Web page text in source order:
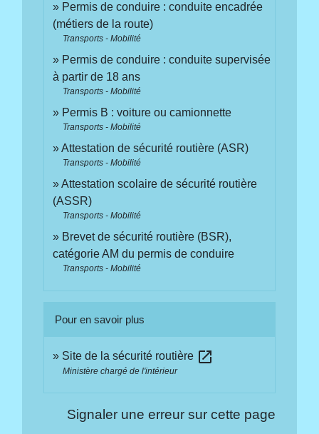
Permis de conduire : conduite encadrée
(métiers de la route)
Transports - Mobilité
Permis de conduire : conduite supervisée
à partir de 18 ans
Transports - Mobilité
Permis B : voiture ou camionnette
Transports - Mobilité
Attestation de sécurité routière (ASR)
Transports - Mobilité
Attestation scolaire de sécurité routière
(ASSR)
Transports - Mobilité
Brevet de sécurité routière (BSR),
catégorie AM du permis de conduire
Transports - Mobilité
Pour en savoir plus
Site de la sécurité routière open_in_new
Ministère chargé de l'intérieur
Signaler une erreur sur cette page